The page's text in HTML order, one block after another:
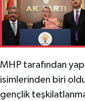
MHP tarafından
isimlerinden biri
gençlik